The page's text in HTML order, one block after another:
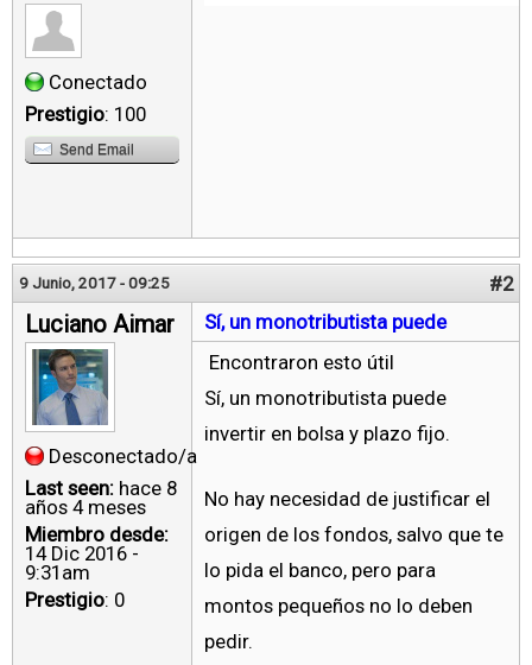
Conectado
Prestigio: 100
Send Email
9 Junio, 2017 - 09:25 #2
Luciano Aimar
Desconectado/a
Last seen: hace 8
años 4 meses
Miembro desde:
14 Dic 2016 -
9:31am
Prestigio: 0
Sí, un monotributista puede
Encontraron esto útil
Sí, un monotributista puede
invertir en bolsa y plazo fijo.
No hay necesidad de justificar el
origen de los fondos, salvo que te
lo pida el banco, pero para
montos pequeños no lo deben
pedir.